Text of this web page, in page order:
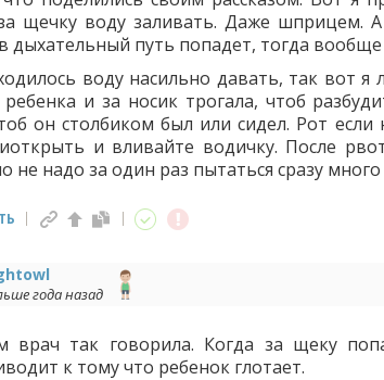
щечку воду заливать. Даже шприцем. А
дыхательный путь попадет, тогда вообще
воду насильно давать, так вот
ребенка и за носик трогала, чтоб
он столбиком был или сидел. Рот
и вливайте водичку. После
не надо за один раз пытаться сразу
года назад
врач так говорила. Когда за щеку
к тому что ребенок глотает.